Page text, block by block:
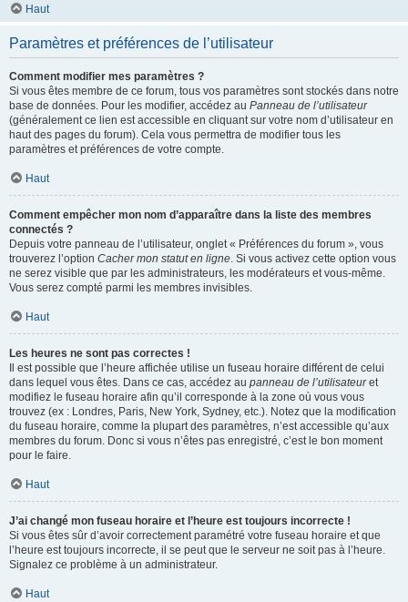
Haut
Paramètres et préférences de l’utilisateur
Comment modifier mes paramètres ?
Si vous êtes membre de ce forum, tous vos paramètres sont stockés dans notre
base de données. Pour les modifier, accédez au Panneau de l’utilisateur
(généralement ce lien est accessible en cliquant sur votre nom d’utilisateur en
haut des pages du forum). Cela vous permettra de modifier tous les
paramètres et préférences de votre compte.
Haut
Comment empêcher mon nom d’apparaître dans la liste des membres
connectés ?
Depuis votre panneau de l’utilisateur, onglet « Préférences du forum », vous
trouverez l’option Cacher mon statut en ligne. Si vous activez cette option vous
ne serez visible que par les administrateurs, les modérateurs et vous-même.
Vous serez compté parmi les membres invisibles.
Haut
Les heures ne sont pas correctes !
Il est possible que l’heure affichée utilise un fuseau horaire différent de celui
dans lequel vous êtes. Dans ce cas, accédez au panneau de l’utilisateuret
modifiez le fuseau horaire afin qu’il corresponde à la zone où vous vous
trouvez (ex : Londres, Paris, New York, Sydney, etc.). Notez que la modification
du fuseau horaire, comme la plupart des paramètres, n’est accessible qu’aux
membres du forum. Donc si vous n’êtes pas enregistré, c’est le bon moment
pour le faire.
Haut
J’ai changé mon fuseau horaire et l’heure est toujours incorrecte !
Si vous êtes sûr d’avoir correctement paramétré votre fuseau horaire et que
l’heure est toujours incorrecte, il se peut que le serveur ne soit pas à l’heure.
Signalez ce problème à un administrateur.
Haut